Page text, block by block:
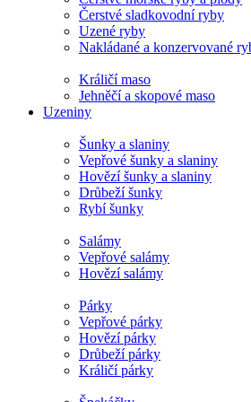
Čerstvé sladkovodní ryby
Uzené ryby
Nakládané a konzervované
Králičí maso
Jehněčí a skopové maso
Uzeniny
Šunky a slaniny
Vepřové šunky a slaniny
Hovězí šunky a slaniny
Drůbeží šunky
Rybí šunky
Salámy
Vepřové salámy
Hovězí salámy
Párky
Vepřové párky
Hovězí párky
Drůbeží párky
Králičí párky